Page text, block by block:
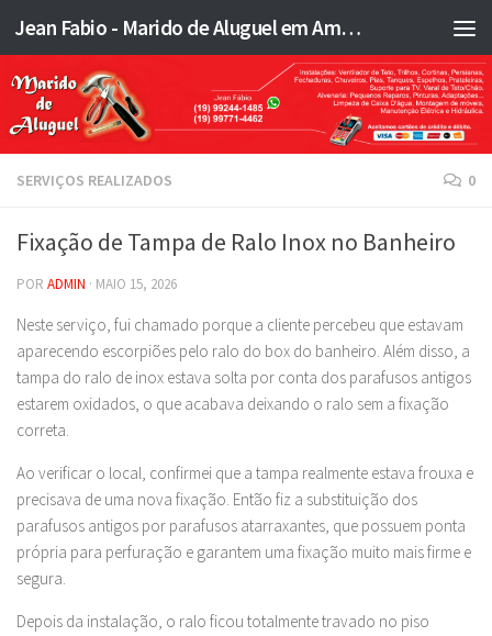
Skip to content Jean Fabio - Marido de Aluguel em Americana SP e região - JFMA
SERVIÇOS REALIZADOS 0
Fixação de Tampa de Ralo Inox no Banheiro
POR ADMIN · MAIO 15, 2026
Neste serviço, fui chamado porque a cliente percebeu que estavam
aparecendo escorpiões pelo ralo do box do banheiro. Além disso, a
tampa do ralo de inox estava solta por conta dos parafusos antigos
estarem oxidados, o que acabava deixando o ralo sem a fixação
correta.
Ao verificar o local, confirmei que a tampa realmente estava frouxa e
precisava de uma nova fixação. Então fiz a substituição dos
parafusos antigos por parafusos atarraxantes, que possuem ponta
própria para perfuração e garantem uma fixação muito mais firme e
segura.
Depois da instalação, o ralo ficou totalmente travado no piso